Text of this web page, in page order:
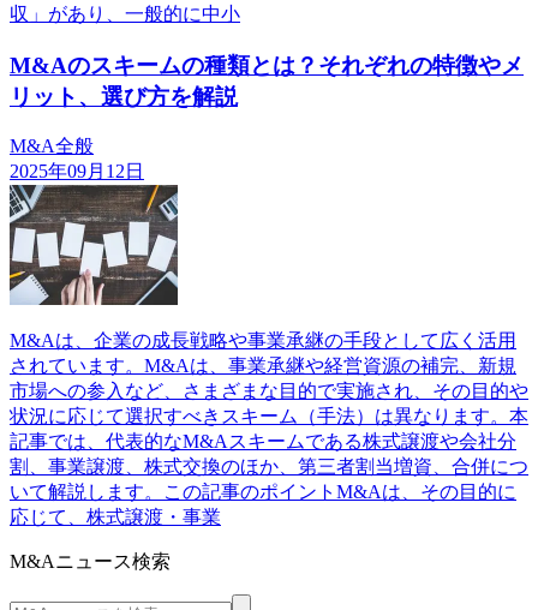
収」があり、一般的に中小
M&Aのスキームの種類とは？それぞれの特徴やメ
リット、選び方を解説
M&A全般
2025年09月12日
M&Aは、企業の成長戦略や事業承継の手段として広く活用
されています。M&Aは、事業承継や経営資源の補完、新規
市場への参入など、さまざまな目的で実施され、その目的や
状況に応じて選択すべきスキーム（手法）は異なります。本
記事では、代表的なM&Aスキームである株式譲渡や会社分
割、事業譲渡、株式交換のほか、第三者割当増資、合併につ
いて解説します。この記事のポイントM&Aは、その目的に
応じて、株式譲渡・事業
M&Aニュース検索